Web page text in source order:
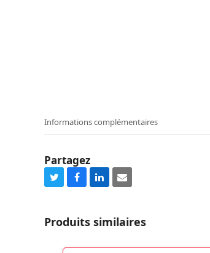
Informations complémentaires
Partagez
Share
Twitter
Share
Facebook
Share
LinkedIn
Share
Email
Produits similaires